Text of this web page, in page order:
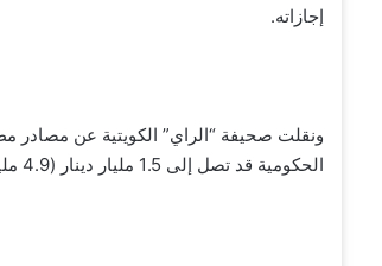
إجازاته.
ونقلت صحيفة “الراي” الكويتية عن مصادر
الحكومية قد تصل إلى 1.5 مليار دينار (4.9 مليارات دولار)”.